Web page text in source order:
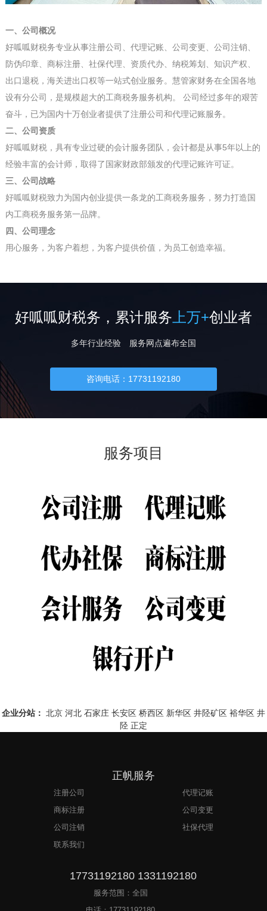
一、公司概况
好呱呱财税务专业从事注册公司、代理记账、公司变更、公司注销、
防伪印章、商标注册、社保代理、资质代办、纳税筹划、知识产权、
出口退税，海关进出口权等一站式创业服务。慧管家财务在全国各地
设有分公司，是规模超大的工商税务服务机构。 公司经过多年的艰苦
奋斗，已为国内十万创业者提供了注册公司和代理记账服务。
二、公司资质
好呱呱财税，具有专业过硬的会计服务团队，会计都是从事5年以上的
经验丰富的会计师，取得了国家财政部颁发的代理记账许可证。
三、公司战略
好呱呱财税致力为国内创业提供一条龙的工商税务服务，努力打造国
内工商税务服务第一品牌。
四、公司理念
用心服务，为客户着想，为客户提供价值，为员工创造幸福。
好呱呱财税务，累计服务 上万+创业者
多年行业经验 服务网点遍布全国
咨询电话：17731192180
服务项目
企业分站： 北京 河北 石家庄 长安区 桥西区 新华区 井陉矿区 裕华区 井
陉 正定
正帆服务
注册公司
代理记账
商标注册
公司变更
公司注销
社保代理
联系我们
17731192180 1331192180
服务范围：全国